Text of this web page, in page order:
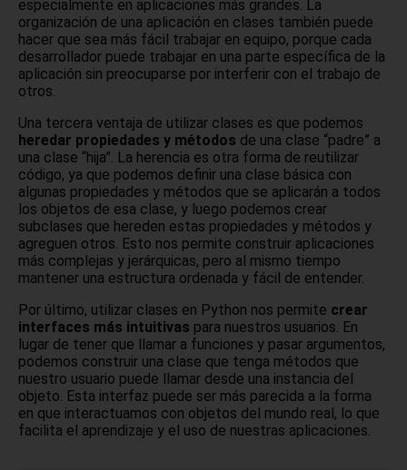
especialmente en aplicaciones más grandes. La
organización de una aplicación en clases también puede
hacer que sea más fácil trabajar en equipo, porque cada
desarrollador puede trabajar en una parte específica de la
aplicación sin preocuparse por interferir con el trabajo de
otros.
Una tercera ventaja de utilizar clases es que podemos
heredar propiedades y métodos de una clase “padre” a
una clase “hija”. La herencia es otra forma de reutilizar
código, ya que podemos definir una clase básica con
algunas propiedades y métodos que se aplicarán a todos
los objetos de esa clase, y luego podemos crear
subclases que hereden estas propiedades y métodos y
agreguen otros. Esto nos permite construir aplicaciones
más complejas y jerárquicas, pero al mismo tiempo
mantener una estructura ordenada y fácil de entender.
Por último, utilizar clases en Python nos permite crear
interfaces más intuitivas para nuestros usuarios. En
lugar de tener que llamar a funciones y pasar argumentos,
podemos construir una clase que tenga métodos que
nuestro usuario puede llamar desde una instancia del
objeto. Esta interfaz puede ser más parecida a la forma
en que interactuamos con objetos del mundo real, lo que
facilita el aprendizaje y el uso de nuestras aplicaciones.